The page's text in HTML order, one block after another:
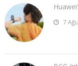
7